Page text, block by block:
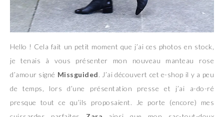
Hello ! Cela fait un petit moment que j’ai ces photos en stock,
je tenais à vous présenter mon nouveau manteau rose
d’amour signé Missguided. J’ai découvert cet e-shop il y a peu
de temps, lors d’une présentation presse et j’ai a-do-ré
presque tout ce qu’ils proposaient. Je porte (encore) mes